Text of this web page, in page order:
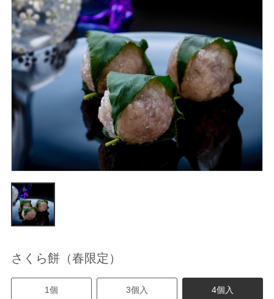
さくら餅（春限定）
1個 3個入 4個入